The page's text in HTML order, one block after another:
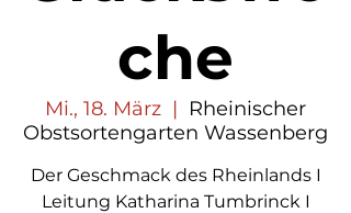
che
Mi., 18. März
  |
Rheinischer
Obstsortengarten Wassenberg
Der Geschmack des Rheinlands I
Leitung Katharina Tumbrinck I